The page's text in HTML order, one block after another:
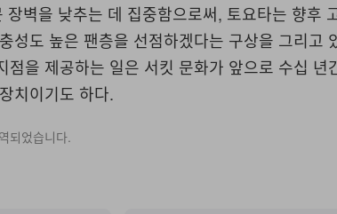
벽을 낮추는 데 집중함으로써, 토요타는 향후
성도 높은 팬층을 선점하겠다는 구상을 그리고
점을 제공하는 일은 서킷 문화가 앞으로 수십 년
치이기도 하다.
되었습니다.